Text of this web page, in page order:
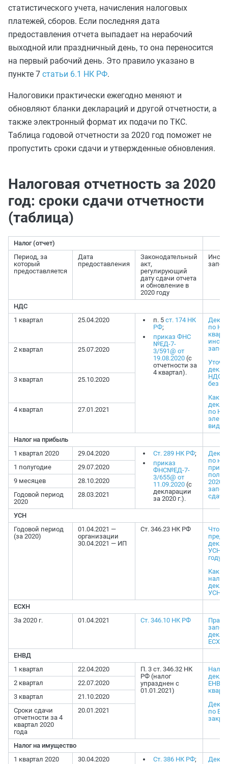
статистического учета, начисления налоговых
платежей, сборов. Если последняя дата
предоставления отчета выпадает на нерабочий
выходной или праздничный день, то она переносится
на первый рабочий день. Это правило указано в
пункте 7 статьи 6.1 НК РФ.
Налоговики практически ежегодно меняют и
обновляют бланки деклараций и другой отчетности, а
также электронный формат их подачи по ТКС.
Таблица годовой отчетности за 2020 год поможет не
пропустить сроки сдачи и утвержденные обновления.
Налоговая отчетность за 2020
год: сроки сдачи отчетности
(таблица)
Налог (отчет)
Период, за
который
предоставляется
Дата
предоставления
Законодательный
акт,
регулирующий
дату сдачи отчета
и обновление в
2020 году
НДС
1 квартал
25.04.2020 п. 5 ст. 174 НК
РФ;
приказ ФНС
№ЕД-7-
3/591@ от
19.08.2020 (с
отчетности за
4 квартал).
по
НДС.
без
Как
по
виде
2 квартал 25.07.2020
3 квартал 25.10.2020
4 квартал 27.01.2021
Налог на прибыль
1 квартал 2020
29.04.2020 Ст. 289 НК РФ;
приказ
ФНС№ЕД-7-
3/655@ от
11.09.2020 (с
декларации
за 2020 г.).
по
2020
сдача
1 полугодие
29.07.2020
9 месяцев
28.10.2020
Годовой период
2020
28.03.2021
УСН
Годовой период
(за 2020)
01.04.2021 —
организации
30.04.2021 — ИП
Ст. 346.23 НК РФ
Что
УСН в
году
Как
УСН
ЕСХН
За 2020 г.
01.04.2021 Ст. 346.10 НК РФ
ЕСХН
ЕНВД
1 квартал
22.04.2020
П. 3 ст. 346.32 НК
РФ (налог
упразднен с
01.01.2021)
ЕНВД
по
2 квартал
22.07.2020
3 квартал
21.10.2020
Сроки сдачи
отчетности за 4
квартал 2020
года
20.01.2021
Налог на имущество
1 квартал 2020
30.04.2020 Ст. 386 НК РФ;